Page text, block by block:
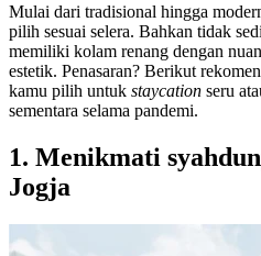
Mulai dari tradisional hingga
pilih sesuai selera. Bahkan tidak
memiliki kolam renang dengan
estetik. Penasaran? Berikut
kamu pilih untuk staycation seru
sementara selama pandemi.
1. Menikmati
Jogja